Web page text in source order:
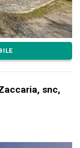
snc,